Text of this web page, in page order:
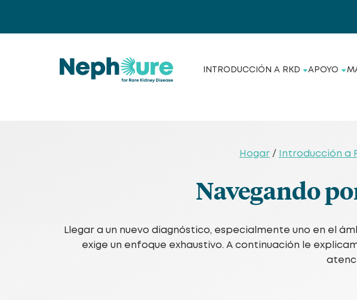
INTRODUCCIÓN A RKD APOYO
Hogar / Introducción a
Navegando
Llegar a un nuevo diagnóstico, especialmente uno en el
exige un enfoque exhaustivo. A continuación le